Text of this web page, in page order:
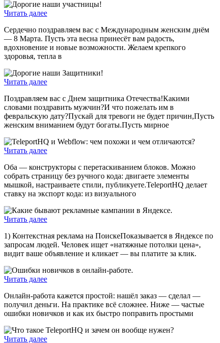
Читать далее
Сердечно поздравляем вас с Международным женским днём
— 8 Марта. Пусть эта весна принесёт вам радость,
вдохновение и новые возможности. Желаем крепкого
здоровья, тепла в
Читать далее
Поздравляем вас с Днем защитника Отечества!Какими
словами поздравить мужчин?И что пожелать им в
февральскую дату?Пускай для тревоги не будет причин,Пусть
женским вниманием будут богаты.Пусть мирное
Читать далее
Оба — конструкторы с перетаскиванием блоков. Можно
собрать страницу без ручного кода: двигаете элементы
мышкой, настраиваете стили, публикуете.TeleportHQ делает
ставку на экспорт кода: из визуального
Читать далее
1) Контекстная реклама на ПоискеПоказывается в Яндексе по
запросам людей. Человек ищет «натяжные потолки цена»,
видит ваше объявление и кликает — вы платите за клик.
Читать далее
Онлайн-работа кажется простой: нашёл заказ — сделал —
получил деньги. На практике всё сложнее. Ниже — частые
ошибки новичков и как их быстро поправить простыми
Читать далее